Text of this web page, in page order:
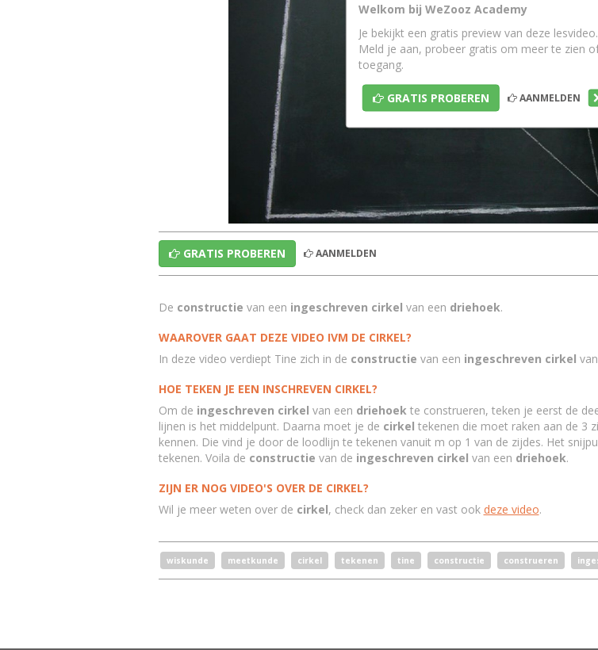
Welkom bij WeZooz Academy
Je bekijkt een gratis preview van deze lesvideo.
Meld je aan, probeer gratis om meer te zien
toegang.
GRATIS PROBEREN AANMELDEN
GRATIS PROBEREN AANMELDEN
De constructie van een ingeschreven cirkel van een driehoek.
WAAROVER GAAT DEZE VIDEO IVM DE CIRKEL?
In deze video verdiept Tine zich in de constructie van een ingeschreven cirkel
HOE TEKEN JE EEN INSCHREVEN CIRKEL?
Om de ingeschreven cirkel van een driehoekte construeren, teken je eerst de
lijnen is het middelpunt. Daarna moet je de cirkel tekenen die moet raken aan de 3
kennen. Die vind je door de loodlijn te tekenen vanuit m op 1 van de zijdes. Het
tekenen. Voila de constructie van de ingeschreven cirkel van een driehoek.
ZIJN ER NOG VIDEO'S OVER DE CIRKEL?
Wil je meer weten over de cirkel, check dan zeker en vast ook deze video.
wiskunde meetkunde cirkel tekenen tine constructie construeren